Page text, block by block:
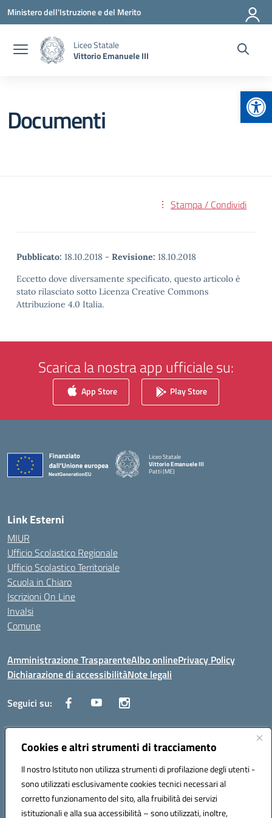
Cookies e altri strumenti di tracciamento
Il nostro Istituto non utilizza strumenti di profilazione degli utenti -
sono utilizzati esclusivamente cookies tecnici necessari al
corretto funzionamento del sito, alla fruibilità dei servizi
istituzionali e alla sua accessibilità – sono utilizzati, inoltre,
Vai ai contenuti
Vai al menu di navigazione
Vai al footer
Ministero dell'Istruzione e del Merito
Liceo Statale
Vittorio Emanuele III
Documenti
Stampa / Condividi
Pubblicato: 18.10.2018 - Revisione: 18.10.2018
Eccetto dove diversamente specificato, questo articolo è
stato rilasciato sotto Licenza Creative Commons
Attribuzione 4.0 Italia.
Scarica la nostra app ufficiale su:
App Store Play Store
Liceo Statale
Vittorio Emanuele III
Patti (ME)
Link Esterni
MIUR
Ufficio Scolastico Regionale
Ufficio Scolastico Territoriale
Scuola in Chiaro
Iscrizioni On Line
Invalsi
Comune
Amministrazione TrasparenteAlbo onlinePrivacy Policy
Dichiarazione di accessibilitàNote legali
Seguici su:
Indirizzo:Via Trieste, 43 – 98066 Patti (ME)
Posta elettronica certificata (PEC):mepc060006@pec.istruzione.it
Codice fiscale: 86000610831
Codice meccanografico: MEPC060006